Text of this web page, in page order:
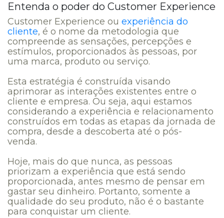
Entenda o poder do Customer Experience
Customer Experience ou experiência do
cliente, é o nome da metodologia que
compreende as sensações, percepções e
estímulos, proporcionados às pessoas, por
uma marca, produto ou serviço.
Esta estratégia é construída visando
aprimorar as interações existentes entre o
cliente e empresa. Ou seja, aqui estamos
considerando a experiência e relacionamento
construídos em todas as etapas da jornada de
compra, desde a descoberta até o pós-
venda.
Hoje, mais do que nunca, as pessoas
priorizam a experiência que está sendo
proporcionada, antes mesmo de pensar em
gastar seu dinheiro. Portanto, somente a
qualidade do seu produto, não é o bastante
para conquistar um cliente.